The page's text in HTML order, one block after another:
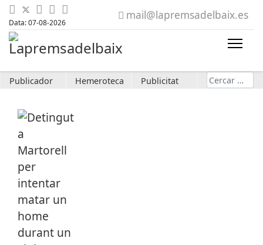
Data: 07-08-2026
mail@lapremsadelbaix.es
Publicador Hemeroteca Publicitat Cerca